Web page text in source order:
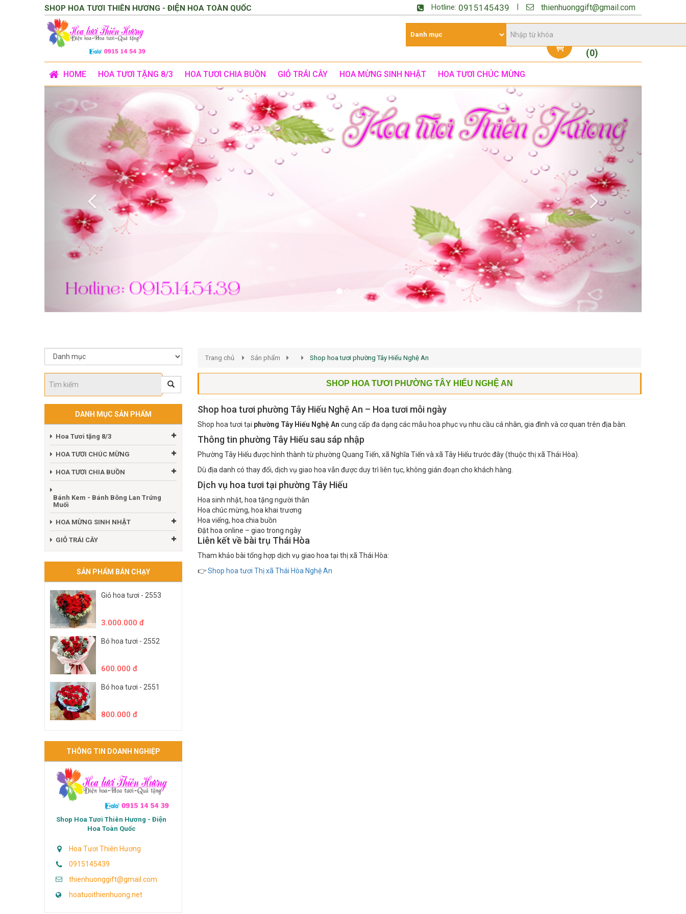
SHOP HOA TƯƠI THIÊN HƯƠNG - ĐIỆN HOA TOÀN QUỐC Hotline: 0915145439 thienhuonggift@gmail.com
(0)
HOME HOA TƯƠI TẶNG 8/3 HOA TƯƠI CHIA BUỒN GIỎ TRÁI CÂY HOA MỪNG SINH NHẬT HOA TƯƠI CHÚC MỪNG
Previous
DANH MỤC SẢN PHẨM
Hoa Tươi tặng 8/3
HOA TƯƠI CHÚC MỪNG
HOA TƯƠI CHIA BUỒN
Bánh Kem - Bánh Bông Lan Trứng
Muối
HOA MỪNG SINH NHẬT
GIỎ TRÁI CÂY
SẢN PHẨM BÁN CHẠY
Giỏ hoa tươi - 2553
3.000.000 đ
Bó hoa tươi - 2552
600.000 đ
Bó hoa tươi - 2551
800.000 đ
THÔNG TIN DOANH NGHIỆP
Shop Hoa Tươi Thiên Hương - Điện
Hoa Toàn Quốc
Hoa Tươi Thiên Hương
0915145439
thienhuonggift@gmail.com
hoatuoithienhuong.net
Trang chủ Sản phẩm Shop hoa tươi phường Tây Hiếu Nghệ An
SHOP HOA TƯƠI PHƯỜNG TÂY HIẾU NGHỆ AN
Shop hoa tươi phường Tây Hiếu Nghệ An – Hoa tươi mỗi ngày
Shop hoa tươi tại phường Tây Hiếu Nghệ An cung cấp đa dạng các mẫu hoa phục vụ nhu cầu cá nhân, gia đình và cơ quan trên địa bàn.
Thông tin phường Tây Hiếu sau sáp nhập
Phường Tây Hiếu được hình thành từ phường Quang Tiến, xã Nghĩa Tiến và xã Tây Hiếu trước đây (thuộc thị xã Thái Hòa).
Dù địa danh có thay đổi, dịch vụ giao hoa vẫn được duy trì liên tục, không gián đoạn cho khách hàng.
Dịch vụ hoa tươi tại phường Tây Hiếu
Hoa sinh nhật, hoa tặng người thân
Hoa chúc mừng, hoa khai trương
Hoa viếng, hoa chia buồn
Đặt hoa online – giao trong ngày
Liên kết về bài trụ Thái Hòa
Tham khảo bài tổng hợp dịch vụ giao hoa tại thị xã Thái Hòa:
👉Shop hoa tươi Thị xã Thái Hòa Nghệ An